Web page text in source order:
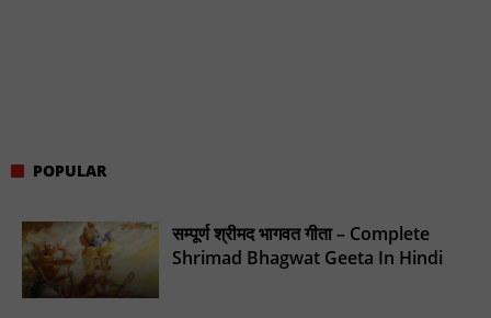
POPULAR
सम्पूर्ण श्रीमद भागवत गीता – Complete
Shrimad Bhagwat Geeta In Hindi